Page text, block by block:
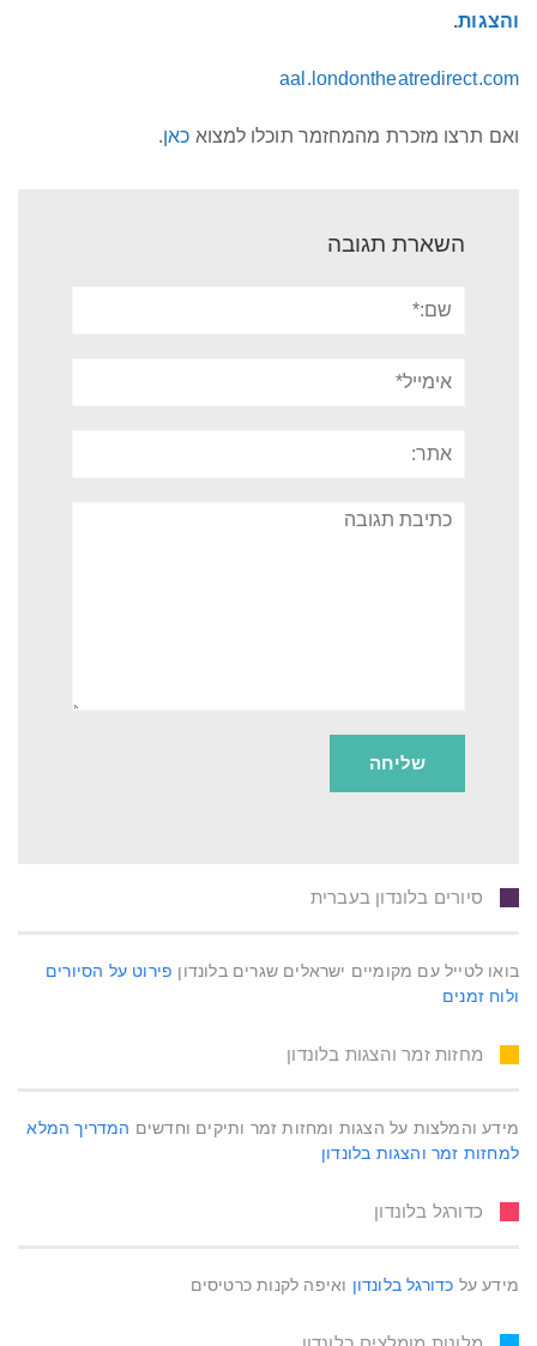
והצגות.
aal.londontheatredirect.com
ואם תרצו מזכרת מהמחזמר תוכלו למצוא כאן.
השארת תגובה
תגובה
סיורים בלונדון בעברית
בואו לטייל עם מקומיים ישראלים שגרים בלונדון פירוט על הסיורים
ולוח זמנים
מחזות זמר והצגות בלונדון
מידע והמלצות על הצגות ומחזות זמר ותיקים וחדשים המדריך המלא
למחזות זמר והצגות בלונדון
כדורגל בלונדון
מידע על כדורגל בלונדון ואיפה לקנות כרטיסים